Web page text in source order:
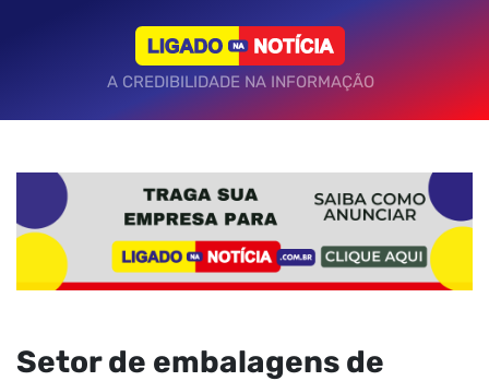
A CREDIBILIDADE NA INFORMAÇÃO
Setor de embalagens de